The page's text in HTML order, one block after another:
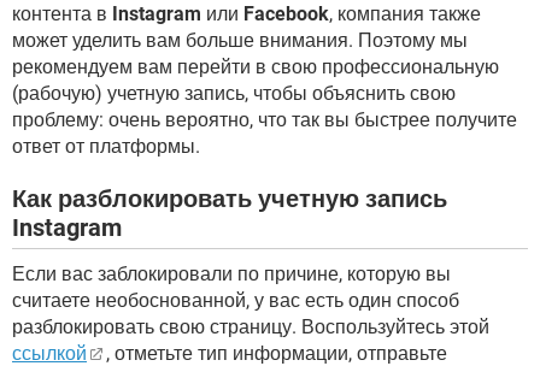
контента в Instagram или Facebook, компания также
может уделить вам больше внимания. Поэтому мы
рекомендуем вам перейти в свою профессиональную
(рабочую) учетную запись, чтобы объяснить свою
проблему: очень вероятно, что так вы быстрее получите
ответ от платформы.
Как разблокировать учетную запись
Instagram
Если вас заблокировали по причине, которую вы
считаете необоснованной, у вас есть один способ
разблокировать свою страницу. Воспользуйтесь этой
ссылкой
, отметьте тип информации, отправьте